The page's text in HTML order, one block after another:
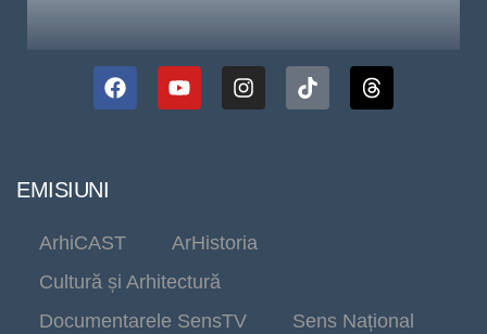
EMISIUNI
ArhiCAST
ArHistoria
Cultură și Arhitectură
Documentarele SensTV
Sens Național